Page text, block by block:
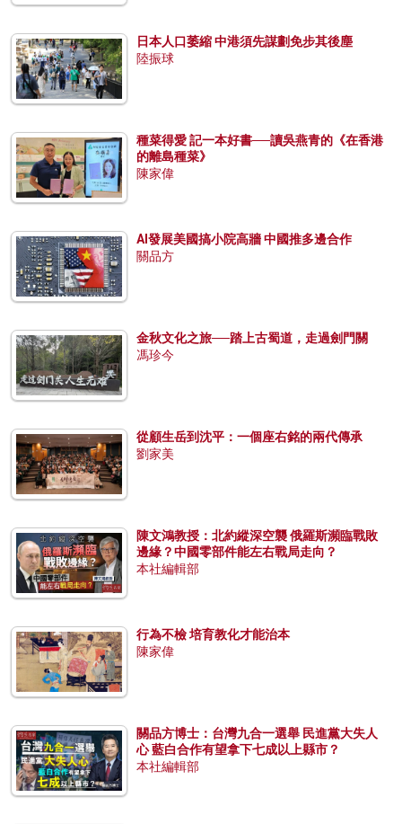
日本人口萎縮 中港須先謀劃免步其後塵
陸振球
種菜得愛 記一本好書──讀吳燕青的《在香港
的離島種菜》
陳家偉
AI發展美國搞小院高牆 中國推多邊合作
關品方
金秋文化之旅──踏上古蜀道，走過劍門關
馮珍今
從顧生岳到沈平：一個座右銘的兩代傳承
劉家美
陳文鴻教授：北約縱深空襲 俄羅斯瀕臨戰敗
邊緣？中國零部件能左右戰局走向？
本社編輯部
行為不檢 培育教化才能治本
陳家偉
關品方博士：台灣九合一選舉 民進黨大失人
心 藍白合作有望拿下七成以上縣市？
本社編輯部